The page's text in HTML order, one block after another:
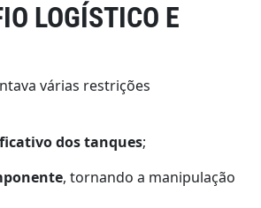
LOGÍSTICO E
várias restrições
dos tanques;
, tornando a manipulação